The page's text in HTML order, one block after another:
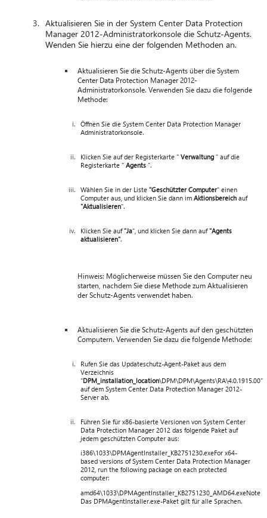
Aktualisieren Sie in der System Center Data Protection
Manager 2012-Administratorkonsole die Schutz-Agents.
Wenden Sie hierzu eine der folgenden Methoden an.
Aktualisieren Sie die Schutz-Agents über die System
Center Data Protection Manager 2012-
Administratorkonsole. Verwenden Sie dazu die folgende
Methode:
Öffnen Sie die System Center Data Protection Manager
Administratorkonsole.
Klicken Sie auf der Registerkarte "Verwaltung " auf die
Registerkarte "Agents ".
Wählen Sie in der Liste"Geschützter Computer" einen
Computer aus, und klicken Sie dann imAktionsbereich auf
"Aktualisieren".
Klicken Sie auf"Ja", und klicken Sie dann auf"Agents
aktualisieren".
Hinweis: Möglicherweise müssen Sie den Computer neu
starten, nachdem Sie diese Methode zum Aktualisieren
der Schutz-Agents verwendet haben.
Aktualisieren Sie die Schutz-Agents auf den geschützten
Computern. Verwenden Sie dazu die folgende Methode:
Rufen Sie das Updateschutz-Agent-Paket aus dem
Verzeichnis
"DPM_installation_location\DPM\DPM\Agents\RA\4.0.1915.00"
auf dem System Center Data Protection Manager 2012-
Server ab.
Führen Sie für x86-basierte Versionen von System Center
Data Protection Manager 2012 das folgende Paket auf
jedem geschützten Computer aus:
i386\1033\DPMAgentInstaller_KB2751230.exeFor x64-
based versions of System Center Data Protection Manager
2012, run the following package on each protected
computer:
amd64\1033\DPMAgentInstaller_KB2751230_AMD64.exeNote
Das DPMAgentInstaller.exe-Paket gilt für alle Sprachen.